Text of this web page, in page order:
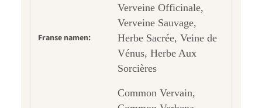
Franse namen:
Verveine Officinale,
Verveine Sauvage,
Herbe Sacrée, Veine de
Vénus, Herbe Aux
Sorcières
Common Vervain,